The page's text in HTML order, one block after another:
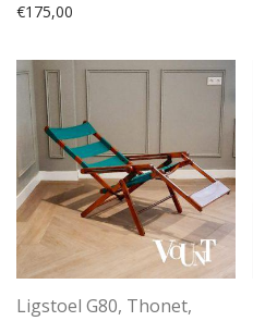
€175,00
Ligstoel G80, Thonet,